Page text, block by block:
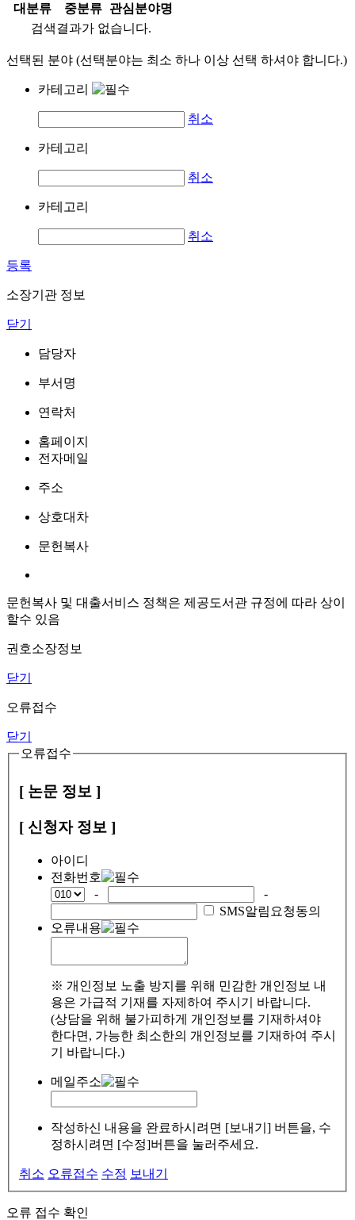
대분류
중분류
관심분야명
검색결과가 없습니다.
선택된 분야 (선택분야는 최소 하나 이상 선택 하셔야 합니다.)
카테고리
취소
카테고리
취소
카테고리
취소
등록
소장기관 정보
닫기
담당자
부서명
연락처
홈페이지
전자메일
주소
상호대차
문헌복사
문헌복사 및 대출서비스 정책은 제공도서관 규정에 따라 상이
할수 있음
권호소장정보
닫기
오류접수
닫기
오류접수
[ 논문 정보 ]
[ 신청자 정보 ]
아이디
전화번호
-
-
SMS알림요청동의
오류내용
※ 개인정보 노출 방지를 위해 민감한 개인정보 내
용은 가급적 기재를 자제하여 주시기 바랍니다.
(상담을 위해 불가피하게 개인정보를 기재하셔야
한다면, 가능한 최소한의 개인정보를 기재하여 주시
기 바랍니다.)
메일주소
작성하신 내용을 완료하시려면 [보내기] 버튼을, 수
정하시려면 [수정]버튼을 눌러주세요.
취소 오류접수 수정 보내기
오류 접수 확인